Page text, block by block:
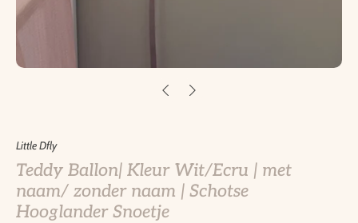
Little Dfly
Teddy Ballon| Kleur Wit/Ecru | met
naam/ zonder naam | Schotse
Hooglander Snoetje